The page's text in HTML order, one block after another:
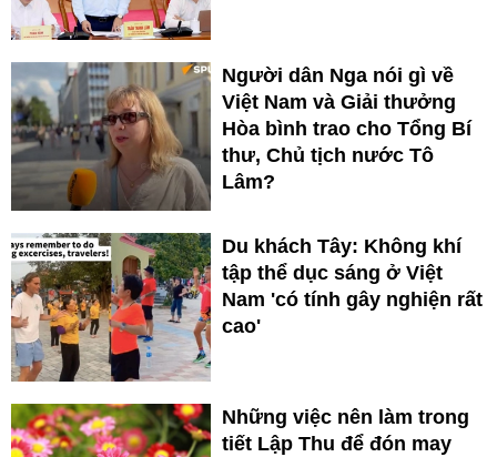
Người dân Nga nói gì về
Việt Nam và Giải thưởng
Hòa bình trao cho Tổng Bí
thư, Chủ tịch nước Tô
Lâm?
Du khách Tây: Không khí
tập thể dục sáng ở Việt
Nam 'có tính gây nghiện rất
cao'
Những việc nên làm trong
tiết Lập Thu để đón may